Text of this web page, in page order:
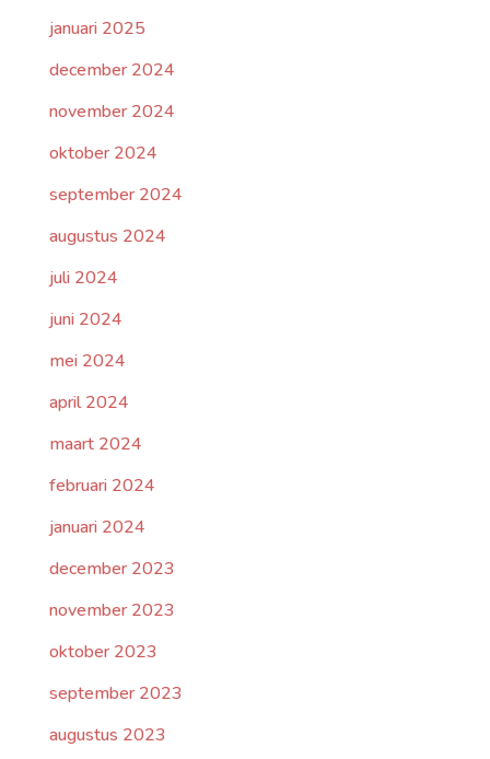
januari 2025
december 2024
november 2024
oktober 2024
september 2024
augustus 2024
juli 2024
juni 2024
mei 2024
april 2024
maart 2024
februari 2024
januari 2024
december 2023
november 2023
oktober 2023
september 2023
augustus 2023